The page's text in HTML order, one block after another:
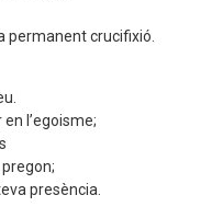
permanent crucifixió.
l’egoisme;
presència.